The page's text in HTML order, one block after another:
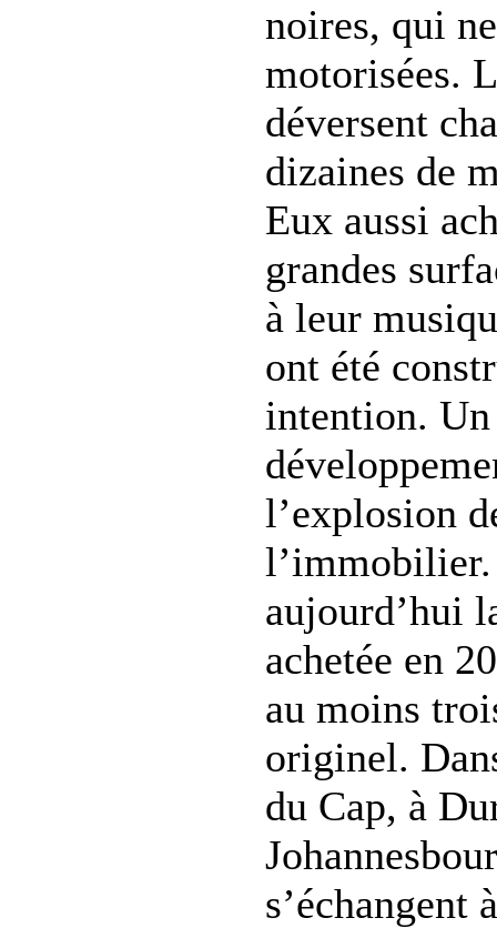
noires, qui
motorisées.
déversent
dizaines de
Eux aussi
grandes
à leur
ont été
intention.
l’explosion
aujourd’hui
achetée en
au moins
originel.
du Cap, à
s’échangent